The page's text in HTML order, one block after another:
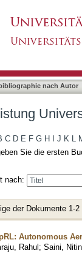
nach Autor
C D E F G H J K L
Sie die ersten
nach:
der Dokumente 1-2
Autonomous
Rahul; Saini, Nitin